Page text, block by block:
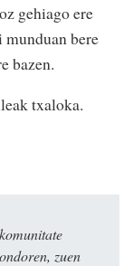
gehiago ere
bere
bazen.
txaloka.
zuen